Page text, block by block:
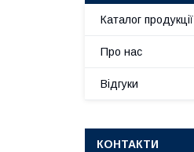
Каталог продукції
Про нас
Відгуки
КОНТАКТИ